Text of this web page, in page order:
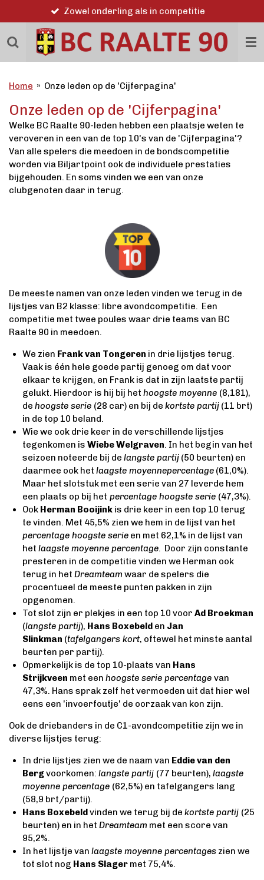
direct
naar
hoofdinhoud
Word ook lid
Home » Onze leden op de 'Cijferpagina'
Onze leden op de 'Cijferpagina'
Welke BC Raalte 90-leden hebben een plaatsje weten te
veroveren in een van de top 10's van de 'Cijferpagina'?
Van alle spelers die meedoen in de bondscompetitie
worden via Biljartpoint ook de individuele prestaties
bijgehouden. En soms vinden we een van onze
clubgenoten daar in terug.
De meeste namen van onze leden vinden we terug in de
lijstjes van B2 klasse: libre avondcompetitie. Een
competitie met twee poules waar drie teams van BC
Raalte 90 in meedoen.
We zien Frank van Tongeren in drie lijstjes terug.
Vaak is één hele goede partij genoeg om dat voor
elkaar te krijgen, en Frank is dat in zijn laatste partij
gelukt. Hierdoor is hij bij het hoogste moyenne (8,181),
de hoogste serie (28 car) en bij de kortste partij(11 brt)
in de top 10 beland.
Wie we ook drie keer in de verschillende lijstjes
tegenkomen is Wiebe Welgraven. In het begin van het
seizoen noteerde bij de langste partij(50 beurten) en
daarmee ook het laagste moyennepercentage(61,0%).
Maar het slotstuk met een serie van 27 leverde hem
een plaats op bij het percentage hoogste serie (47,3%).
Ook Herman Booijink is drie keer in een top 10 terug
te vinden. Met 45,5% zien we hem in de lijst van het
percentage hoogste serieen met 62,1% in de lijst van
het laagste moyenne percentage. Door zijn constante
presteren in de competitie vinden we Herman ook
terug in het Dreamteam waar de spelers die
procentueel de meeste punten pakken in zijn
opgenomen.
Tot slot zijn er plekjes in een top 10 voor Ad Broekman
(langste partij), Hans Boxebeld en Jan
Slinkman (tafelgangers kort, oftewel het minste aantal
beurten per partij).
Opmerkelijk is de top 10-plaats van Hans
Strijkveen met een hoogste serie percentage van
47,3%. Hans sprak zelf het vermoeden uit dat hier wel
eens een 'invoerfoutje' de oorzaak van kon zijn.
Ook de driebanders in de C1-avondcompetitie zijn we in
diverse lijstjes terug:
In drie lijstjes zien we de naam van Eddie van den
Bergvoorkomen: langste partij (77 beurten), laagste
moyenne percentage (62,5%) en tafelgangers lang
(58,9 brt/partij).
Hans Boxebeldvinden we terug bij de kortste partij (25
beurten) en in het Dreamteam met een score van
95,2%.
In het lijstje van laagste moyenne percentageszien we
tot slot nog Hans Slager met 75,4%.